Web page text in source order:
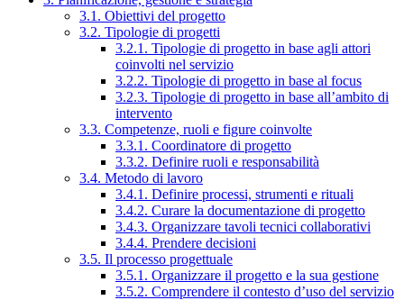
3.1. Obiettivi del progetto
3.2. Tipologie di progetti
3.2.1. Tipologie di progetto in base agli attori
coinvolti nel servizio
3.2.2. Tipologie di progetto in base al focus
3.2.3. Tipologie di progetto in base all’ambito di
intervento
3.3. Competenze, ruoli e figure coinvolte
3.3.1. Coordinatore di progetto
3.3.2. Definire ruoli e responsabilità
3.4. Metodo di lavoro
3.4.1. Definire processi, strumenti e rituali
3.4.2. Curare la documentazione di progetto
3.4.3. Organizzare tavoli tecnici collaborativi
3.4.4. Prendere decisioni
3.5. Il processo progettuale
3.5.1. Organizzare il progetto e la sua gestione
3.5.2. Comprendere il contesto d’uso del servizio